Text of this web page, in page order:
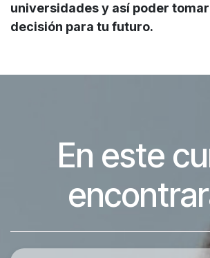
universidades y así poder
decisión para tu futuro.
En este